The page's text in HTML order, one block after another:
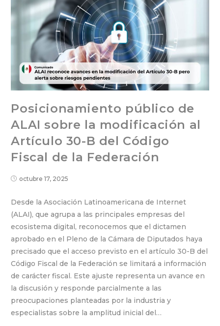
Posicionamiento público de
ALAI sobre la modificación al
Artículo 30-B del Código
Fiscal de la Federación
octubre 17, 2025
Desde la Asociación Latinoamericana de Internet
(ALAI), que agrupa a las principales empresas del
ecosistema digital, reconocemos que el dictamen
aprobado en el Pleno de la Cámara de Diputados haya
precisado que el acceso previsto en el artículo 30-B del
Código Fiscal de la Federación se limitará a información
de carácter fiscal. Este ajuste representa un avance en
la discusión y responde parcialmente a las
preocupaciones planteadas por la industria y
especialistas sobre la amplitud inicial del…